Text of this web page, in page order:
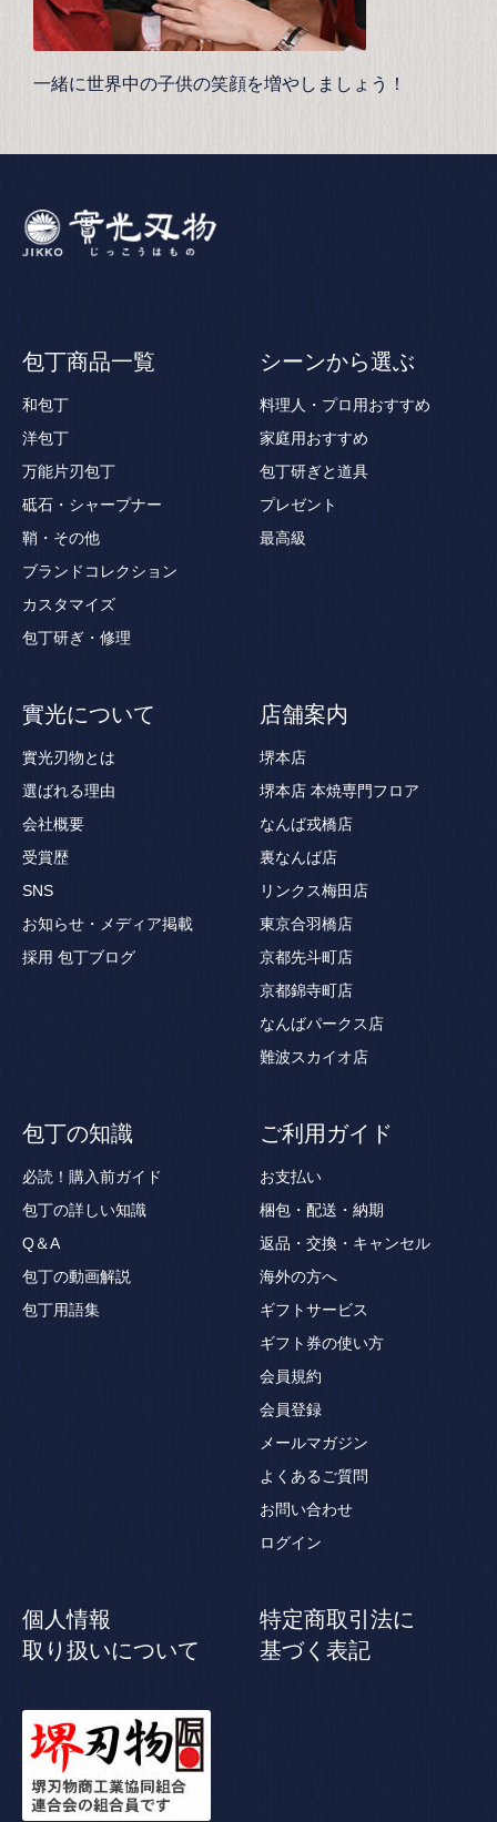
一緒に世界中の子供の笑顔を増やしましょう！
包丁商品一覧
和包丁
洋包丁
万能片刃包丁
砥石・シャープナー
鞘・その他
ブランドコレクション
カスタマイズ
包丁研ぎ・修理
シーンから選ぶ
料理人・プロ用おすすめ
家庭用おすすめ
包丁研ぎと道具
プレゼント
最高級
實光について
實光刃物とは
選ばれる理由
会社概要
受賞歴
SNS
お知らせ・メディア掲載
採用 包丁ブログ
店舗案内
堺本店
堺本店 本焼専門フロア
なんば戎橋店
裏なんば店
リンクス梅田店
東京合羽橋店
京都先斗町店
京都錦寺町店
なんばパークス店
難波スカイオ店
包丁の知識
必読！購入前ガイド
包丁の詳しい知識
Q＆A
包丁の動画解説
包丁用語集
ご利用ガイド
お支払い
梱包・配送・納期
返品・交換・キャンセル
海外の方へ
ギフトサービス
ギフト券の使い方
会員規約
会員登録
メールマガジン
よくあるご質問
お問い合わせ
ログイン
個人情報
取り扱いについて
特定商取引法に
基づく表記